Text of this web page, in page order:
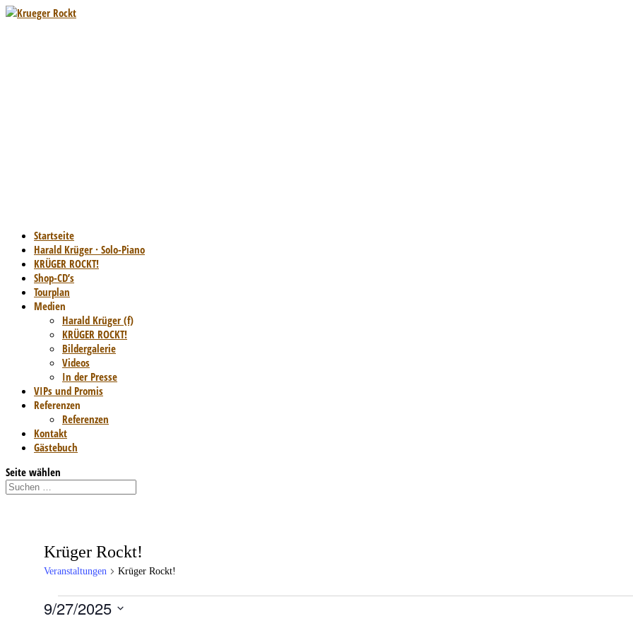
Startseite
Harald Krüger · Solo-Piano
KRÜGER ROCKT!
Shop-CD’s
Tourplan
Medien
Harald Krüger (f)
KRÜGER ROCKT!
Bildergalerie
Videos
In der Presse
VIPs und Promis
Referenzen
Referenzen
Kontakt
Gästebuch
Seite wählen
Krüger Rockt!
Veranstaltungen Krüger Rockt!
Veranstaltungen
9/27/2025